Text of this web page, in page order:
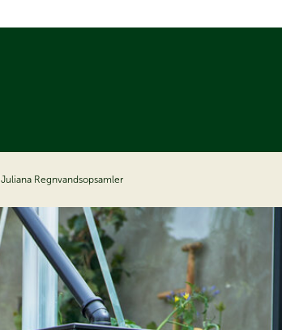
Juliana Regnvandsopsamler